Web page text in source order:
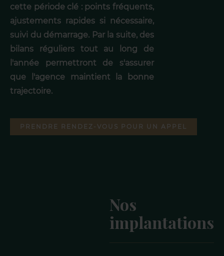
cette période clé : points fréquents,
ajustements rapides si nécessaire,
suivi du démarrage. Par la suite, des
bilans réguliers tout au long de
l'année permettront de s'assurer
que l'agence maintient la bonne
trajectoire.
PRENDRE RENDEZ-VOUS POUR UN APPEL
Nos
implantations